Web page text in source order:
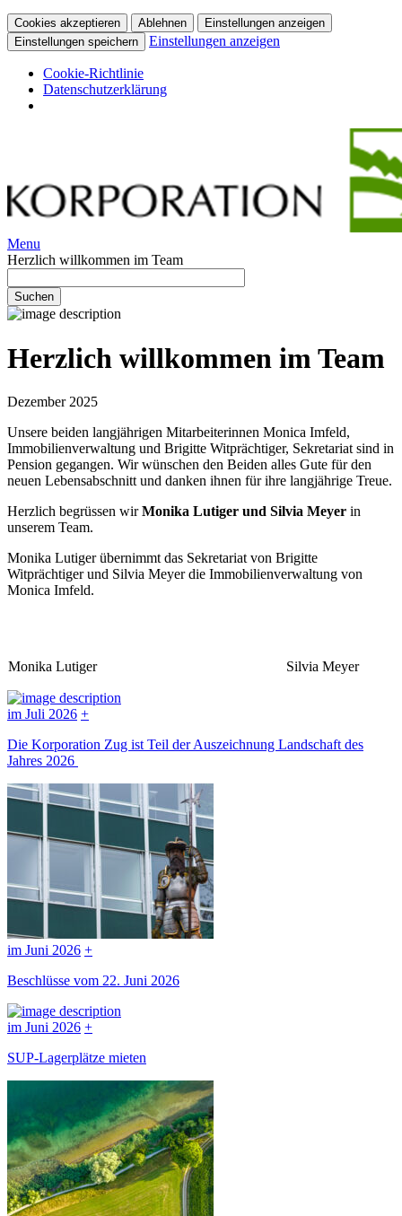
Cookies akzeptieren Ablehnen
Einstellungen anzeigen
Einstellungen speichern
Einstellungen anzeigen
Cookie-Richtlinie
Datenschutzerklärung
Menu
Herzlich willkommen im Team
Herzlich willkommen im Team
Dezember 2025
Unsere beiden langjährigen Mitarbeiterinnen Monica Imfeld,
Immobilienverwaltung und Brigitte Witprächtiger, Sekretariat sind in
Pension gegangen. Wir wünschen den Beiden alles Gute für den
neuen Lebensabschnitt und danken ihnen für ihre langjährige Treue.
Herzlich begrüssen wirMonika Lutiger und Silvia Meyer in
unserem Team.
Monika Lutiger übernimmt das Sekretariat von Brigitte
Witprächtiger und Silvia Meyer die Immobilienverwaltung von
Monica Imfeld.
Monika Lutiger Silvia Meyer
im Juli 2026 +
Die Korporation Zug ist Teil der Auszeichnung Landschaft des
Jahres 2026
im Juni 2026 +
Beschlüsse vom 22. Juni 2026
im Juni 2026 +
SUP-Lagerplätze mieten